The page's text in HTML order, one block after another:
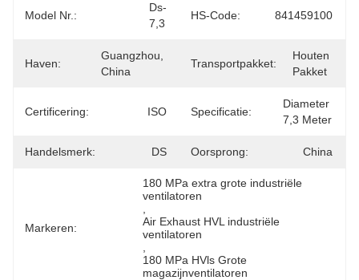
Model Nr.:
Ds-
7,3
HS-Code: 841459100
Haven:
Guangzhou,
China
Transportpakket:
Houten
Pakket
Certificering: ISO Specificatie:
Diameter
7,3 Meter
Handelsmerk: DS Oorsprong: China
Markeren:
180 MPa extra grote industriële
ventilatoren
Air Exhaust HVL industriële
ventilatoren
180 MPa HVls Grote
magazijnventilatoren